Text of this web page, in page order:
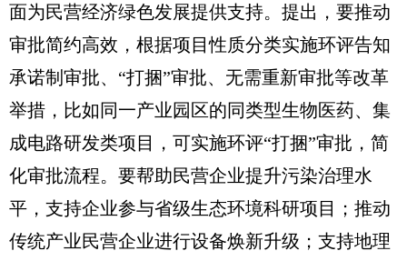
面为民营经济绿色发展提供支持。提出，要推动
审批简约高效，根据项目性质分类实施环评告知
承诺制审批、“打捆”审批、无需重新审批等改革
举措，比如同一产业园区的同类型生物医药、集
成电路研发类项目，可实施环评“打捆”审批，简
化审批流程。要帮助民营企业提升污染治理水
平，支持企业参与省级生态环境科研项目；推动
传统产业民营企业进行设备焕新升级；支持地理